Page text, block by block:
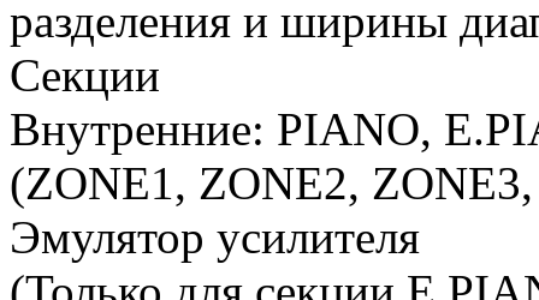
разделения и ширины
Секции
Внутренние: PIANO,
(ZONE1, ZONE2,
Эмулятор усилителя